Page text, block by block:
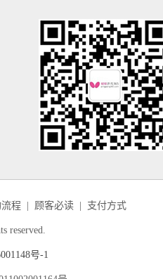
程 顾客必读 支付方式
reserved.
号-1